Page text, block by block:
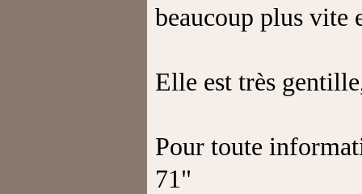
beaucoup plus vite
Elle est très
Pour toute
71"